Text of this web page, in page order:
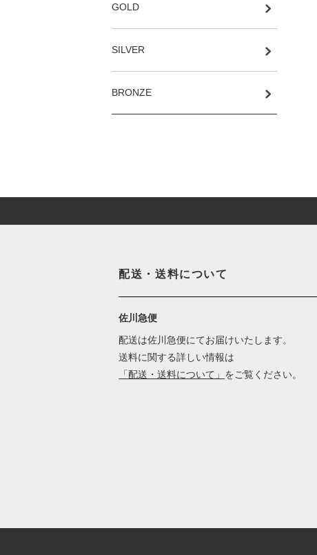
GOLD
SILVER
BRONZE
配送・送料について
佐川急便
配送は佐川急便にてお届けいたします。
送料に関する詳しい情報は
「配送・送料について」 をご覧ください。